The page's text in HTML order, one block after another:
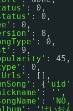
: 0,
: 0,
: 0,
: 8,
: 0,
: 9,
: 45,
: 0,
: [],
: { 'uid'
: '' ,
:
:
'けいお